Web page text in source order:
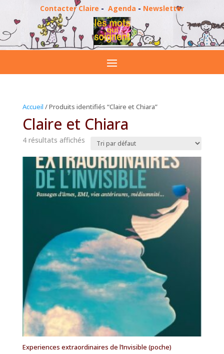
Contacter Claire - Agenda - Newsletter
Accueil / Produits identifiés “Claire et Chiara”
Claire et Chiara
4 résultats affichés
Experiences extraordinaires de l’Invisible (poche)